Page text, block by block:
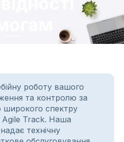
роботу вашого
та контролю за
спектру
Agile Track. Наша
технічну